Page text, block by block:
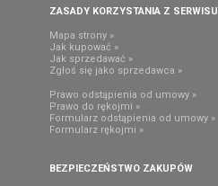
ZASADY KORZYSTANIA Z SERWISU
Mapa strony »
Jak kupować »
Jak sprzedawać »
Zgłoś się jako sprzedawca »
Prawo odstąpienia od umowy »
Prawo do rękojmi »
Formularz odstąpienia od umowy »
Formularz rękojmi »
BEZPIECZEŃSTWO ZAKUPÓW